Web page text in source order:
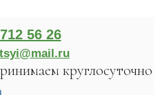
56 26
круглосуточно